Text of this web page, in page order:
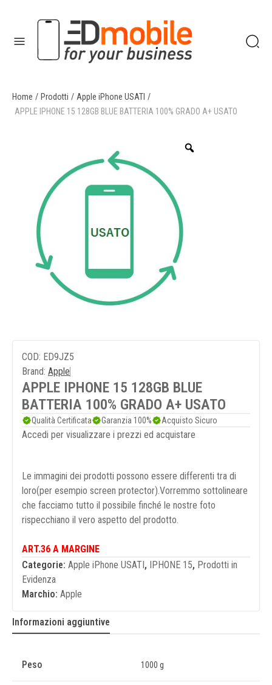
Home / Prodotti / Apple iPhone USATI /
APPLE IPHONE 15 128GB BLUE BATTERIA 100% GRADO A+ USATO
COD: ED9JZ5
Brand: Apple
APPLE IPHONE 15 128GB BLUE
BATTERIA 100% GRADO A+ USATO
Qualità Certificata Garanzia 100% Acquisto Sicuro
Accedi per visualizzare i prezzi ed acquistare
Le immagini dei prodotti possono essere differenti tra di
loro(per esempio screen protector).Vorremmo sottolineare
che facciamo tutto il possibile finché le nostre foto
rispecchiano il vero aspetto del prodotto.
ART.36 A MARGINE
Categorie: Apple iPhone USATI , IPHONE 15, Prodotti in
Evidenza
Marchio: Apple
Informazioni aggiuntive
Peso 1000 g